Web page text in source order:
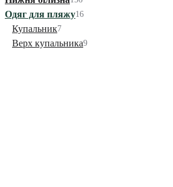
Одяг для пляжу16
Купальник7
Верх купальника9